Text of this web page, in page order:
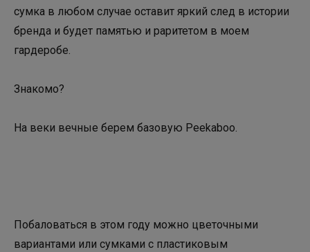
сумка в любом случае оставит яркий след в истории
бренда и будет памятью и раритетом в моем
гардеробе.
Знакомо?
На веки вечные берем базовую Peekaboo.
Побаловаться в этом году можно цветочными
вариантами или сумками с пластиковым